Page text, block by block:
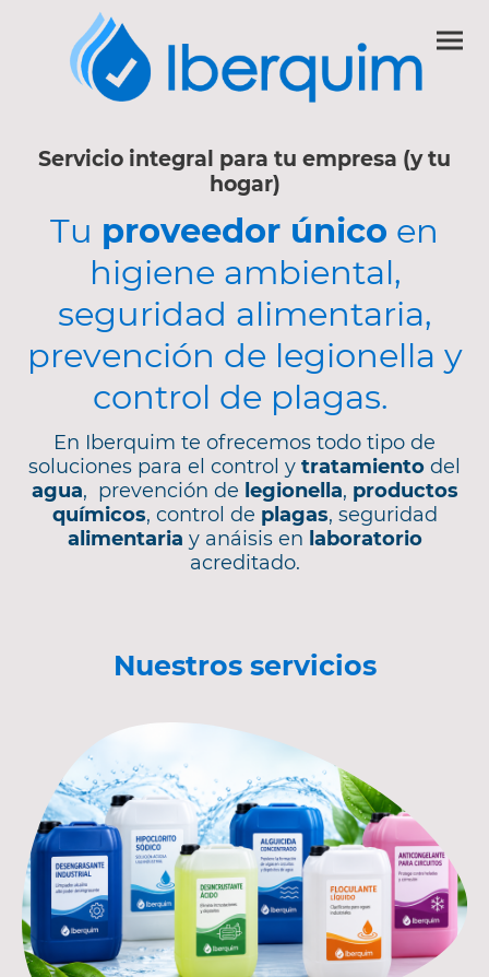
Servicio integral para tu empresa (y tu
hogar)
Tu proveedor único en
higiene ambiental,
seguridad alimentaria,
prevención de legionella y
control de plagas.
En Iberquim te ofrecemos todo tipo de
soluciones para el control y tratamiento del
agua, prevención de legionella, productos
químicos, control de plagas, seguridad
alimentaria y anáisis en laboratorio
acreditado.
Nuestros servicios